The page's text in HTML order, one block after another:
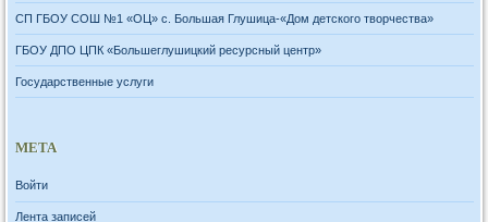
СП ГБОУ СОШ №1 «ОЦ» с. Большая Глушица-«Дом детского творчества»
ГБОУ ДПО ЦПК «Большеглушицкий ресурсный центр»
Государственные услуги
МЕТА
Войти
Лента записей